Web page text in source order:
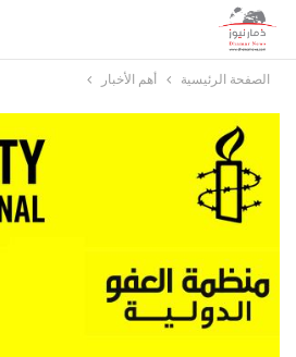
الصفحة الرئيسية أهم الأخبار